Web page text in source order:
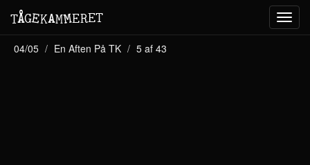
TÅGEKAMMERET
04/05 En Aften På TK 5 af 43